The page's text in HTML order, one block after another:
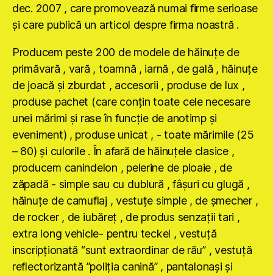
dec. 2007 , care promovează numai firme serioase
şi care publică un articol despre firma noastră .
Producem peste 200 de modele de hăinuţe de
primăvară , vară , toamnă , iarnă , de gală , hăinuţe
de joacă şi zburdat , accesorii , produse de lux ,
produse pachet (care conţin toate cele necesare
unei mărimi şi rase în funcţie de anotimp şi
eveniment) , produse unicat , - toate mărimile (25
– 80) şi culorile . În afară de hăinuţele clasice ,
producem canindelon , pelerine de ploaie , de
zăpadă - simple sau cu dublură , fâşuri cu glugă ,
hăinuţe de camuflaj , vestuţe simple , de şmecher ,
de rocker , de iubăreţ , de produs senzaţii tari ,
extra long vehicle- pentru teckel , vestuţă
inscripţionată “sunt extraordinar de rău” , vestuţă
reflectorizantă ”poliţia canină” , pantalonaşi şi